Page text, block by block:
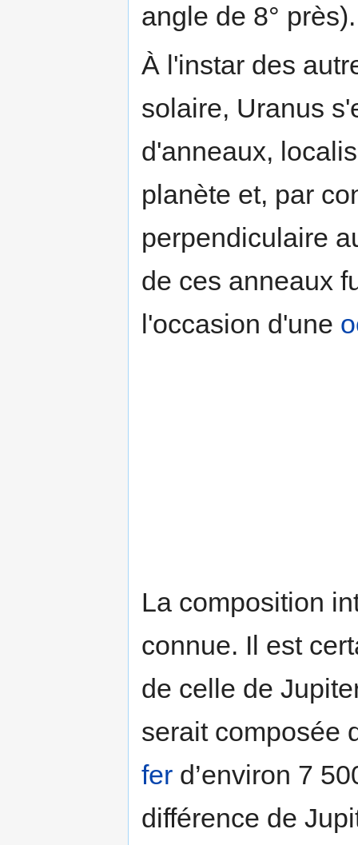
angle de 8° près).
À l'instar des
solaire, Uranus
d'anneaux,
planète et, par
perpendiculaire
de ces anneaux
l'occasion d'une
La composition
connue. Il est
de celle de
serait composée
fer d’environ 7
différence de